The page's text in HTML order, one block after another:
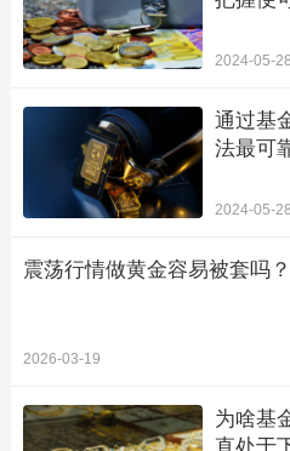
2024-05-28
通过基
法最可
2024-05-28
震荡行情做黄金容易被套吗？
2026-03-19
为啥基
直处于